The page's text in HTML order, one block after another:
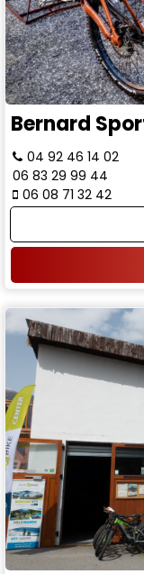
Bernard
04 92 46 14 02
06 83 29 99 44
06 08 71 32 42